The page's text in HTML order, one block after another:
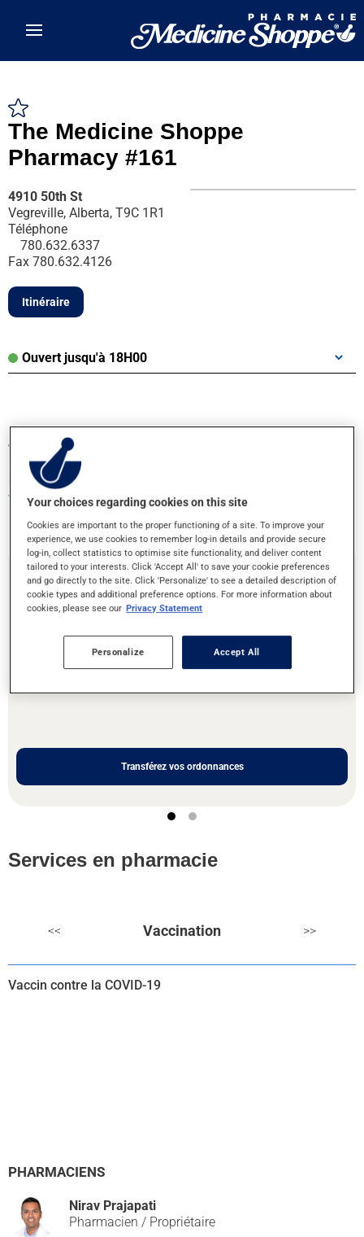
The Medicine Shoppe
Pharmacy #161
4910 50th St
Vegreville, Alberta, T9C 1R1
Téléphone
780.632.6337
Fax 780.632.4126
Itinéraire
Ouvert jusqu'à 18H00
Transférez vos ordonnances ou prenez
rendez-vous!
Votre santé entre bonnes mains
Transfert d'ordonnances
facile de transférer vos ordonnances à cette pharmacie!
Transférez vos ordonnances
Services en pharmacie
<< Vaccination >>
Vaccin contre la COVID-19
PHARMACIENS
Nirav Prajapati
Pharmacien / Propriétaire
Your choices regarding cookies on this site
Cookies are important to the proper functioning of a site. To improve your
experience, we use cookies to remember log-in details and provide secure
log-in, collect statistics to optimise site functionality, and deliver content
tailored to your interests. Click 'Accept All' to save your cookie preferences
and go directly to the site. Click 'Personalize' to see a detailed description of
cookie types and additional preference options. For more information about
cookies, please see our Privacy Statement
Personalize Accept All